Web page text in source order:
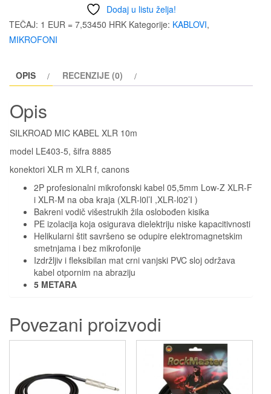
XLR
5M
Dodaj u listu želja!
TEČAJ: 1 EUR = 7,53450 HRK Kategorije: KABLOVI,
MIKROFONI
OPIS RECENZIJE (0)
Opis
SILKROAD MIC KABEL XLR 10m
model LE403-5, šifra 8885
konektori XLR m XLR f, canons
2P profesionalni mikrofonski kabel 05,5mm Low-Z XLR-F
i XLR-M na oba kraja (XLR-l0l’I ,XLR-l02’I )
Bakreni vodič višestrukih žila oslobođen kisika
PE izolacija koja osigurava dielektriju niske kapacitivnosti
Helikularni štit savršeno se odupire elektromagnetskim
smetnjama i bez mikrofonije
Izdržljiv i fleksibilan mat crni vanjski PVC sloj održava
kabel otpornim na abraziju
5 METARA
Povezani proizvodi